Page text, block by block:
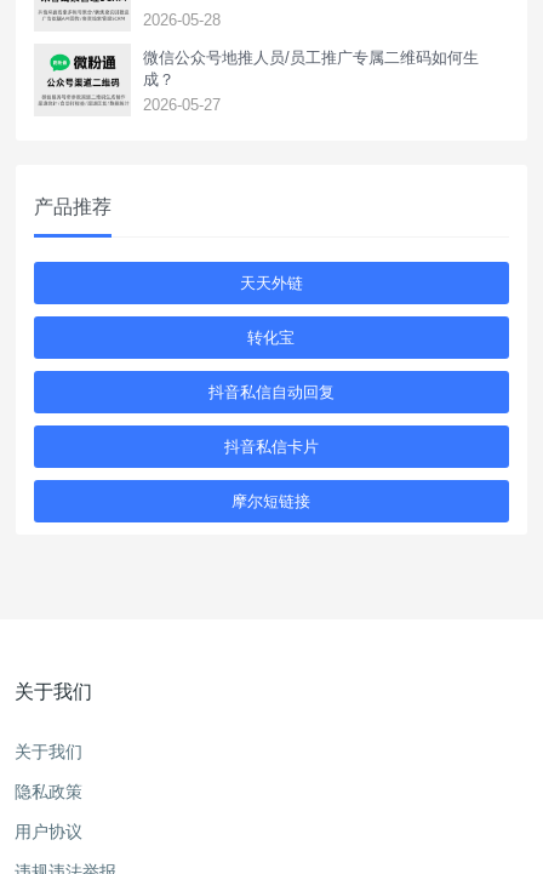
2026-05-28
‌微信公众号地推人员/员工推广专属二维码如何生
成？
2026-05-27
产品推荐
天天外链
转化宝
抖音私信自动回复
抖音私信卡片
摩尔短链接
关于我们
关于我们
隐私政策
用户协议